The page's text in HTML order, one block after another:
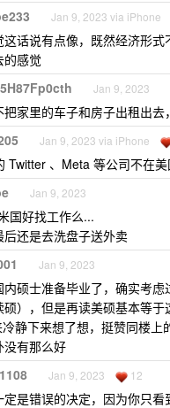
Jan 9, 2023 via iPhone
这话说有点像，既然经济形
的感觉
Jan 9, 2023
把家里的车子和房子出租出
Jan 9, 2023 via iPhone
Twitter 、Meta 等公司不在
Jan 9, 2023
国好找工作么...
后还是去洗盘子送外卖
Jan 9, 2023
内硕士准备毕业了，确实考
硕），但是再读美硕基本等于
静下来想了想，挺赞同楼上
没有那么好
Jan 9, 2023 12
定是错误的决定，因为你只